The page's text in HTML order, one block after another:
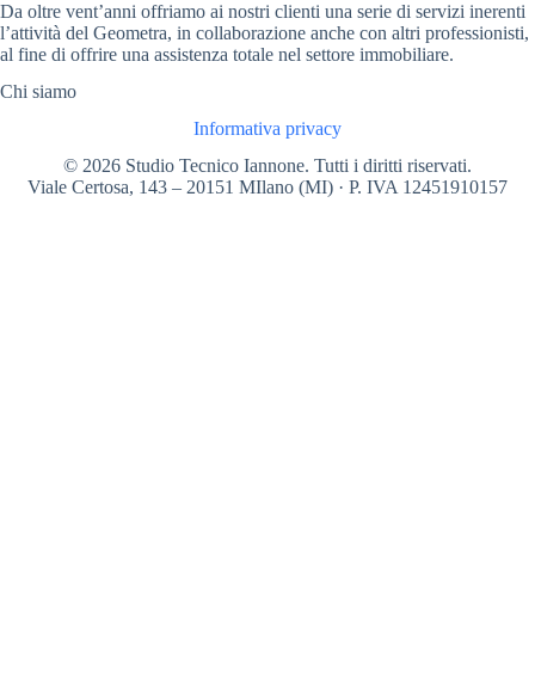
Da oltre vent’anni offriamo ai nostri clienti una serie di servizi inerenti
l’attività del Geometra, in collaborazione anche con altri professionisti,
al fine di offrire una assistenza totale nel settore immobiliare.
Chi siamo
Informativa privacy
© 2026 Studio Tecnico Iannone. Tutti i diritti riservati.
Viale Certosa, 143 – 20151 MIlano (MI) · P. IVA 12451910157